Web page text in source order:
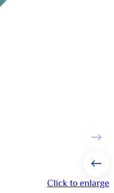
Click to enlarge